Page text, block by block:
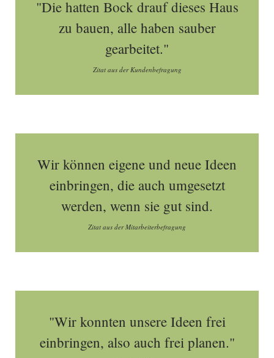
"Die hatten Bock drauf dieses Haus
zu bauen, alle haben sauber
gearbeitet."
Zitat aus der Kundenbefragung
Wir können eigene und neue Ideen
einbringen, die auch umgesetzt
werden, wenn sie gut sind.
Zitat aus der Mitarbeiterbefragung
"Wir konnten unsere Ideen frei
einbringen, also auch frei planen."